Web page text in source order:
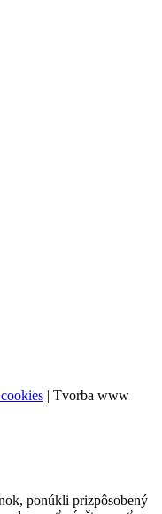
| Tvorba www
ponúkli prizpôsobený